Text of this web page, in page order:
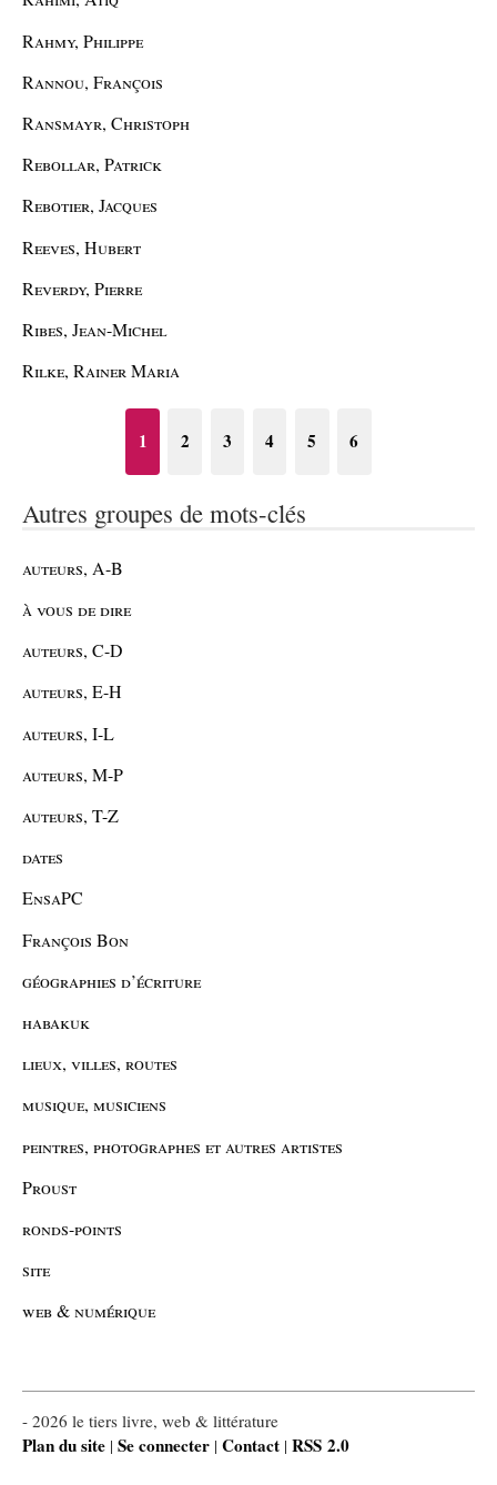
Rahmy, Philippe
Rannou, François
Ransmayr, Christoph
Rebollar, Patrick
Rebotier, Jacques
Reeves, Hubert
Reverdy, Pierre
Ribes, Jean-Michel
Rilke, Rainer Maria
1 2 3 4 5 6
Autres groupes de mots-clés
auteurs, A-B
à vous de dire
auteurs, C-D
auteurs, E-H
auteurs, I-L
auteurs, M-P
auteurs, T-Z
dates
EnsaPC
François Bon
géographies d’écriture
habakuk
lieux, villes, routes
musique, musiciens
peintres, photographes et autres artistes
Proust
ronds-points
site
web & numérique
- 2026 le tiers livre, web & littérature
Plan du site | Se connecter | Contact | RSS 2.0